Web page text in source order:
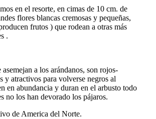
en el resorte, en cimas de 10 cm. de
flores blancas cremosas y pequeñas,
frutos ) que rodean a otras más
.
asemejan a los arándanos, son rojos-
y atractivos para volverse negros al
en abundancia y duran en el arbusto todo
no los han devorado los pájaros.
de America del Norte.